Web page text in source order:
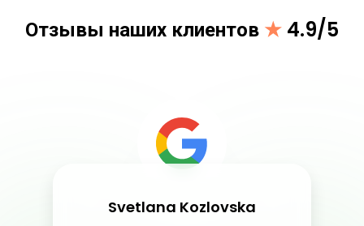
Отзывы наших клиентов ★ 4.9/5
Svetlana Kozlovska